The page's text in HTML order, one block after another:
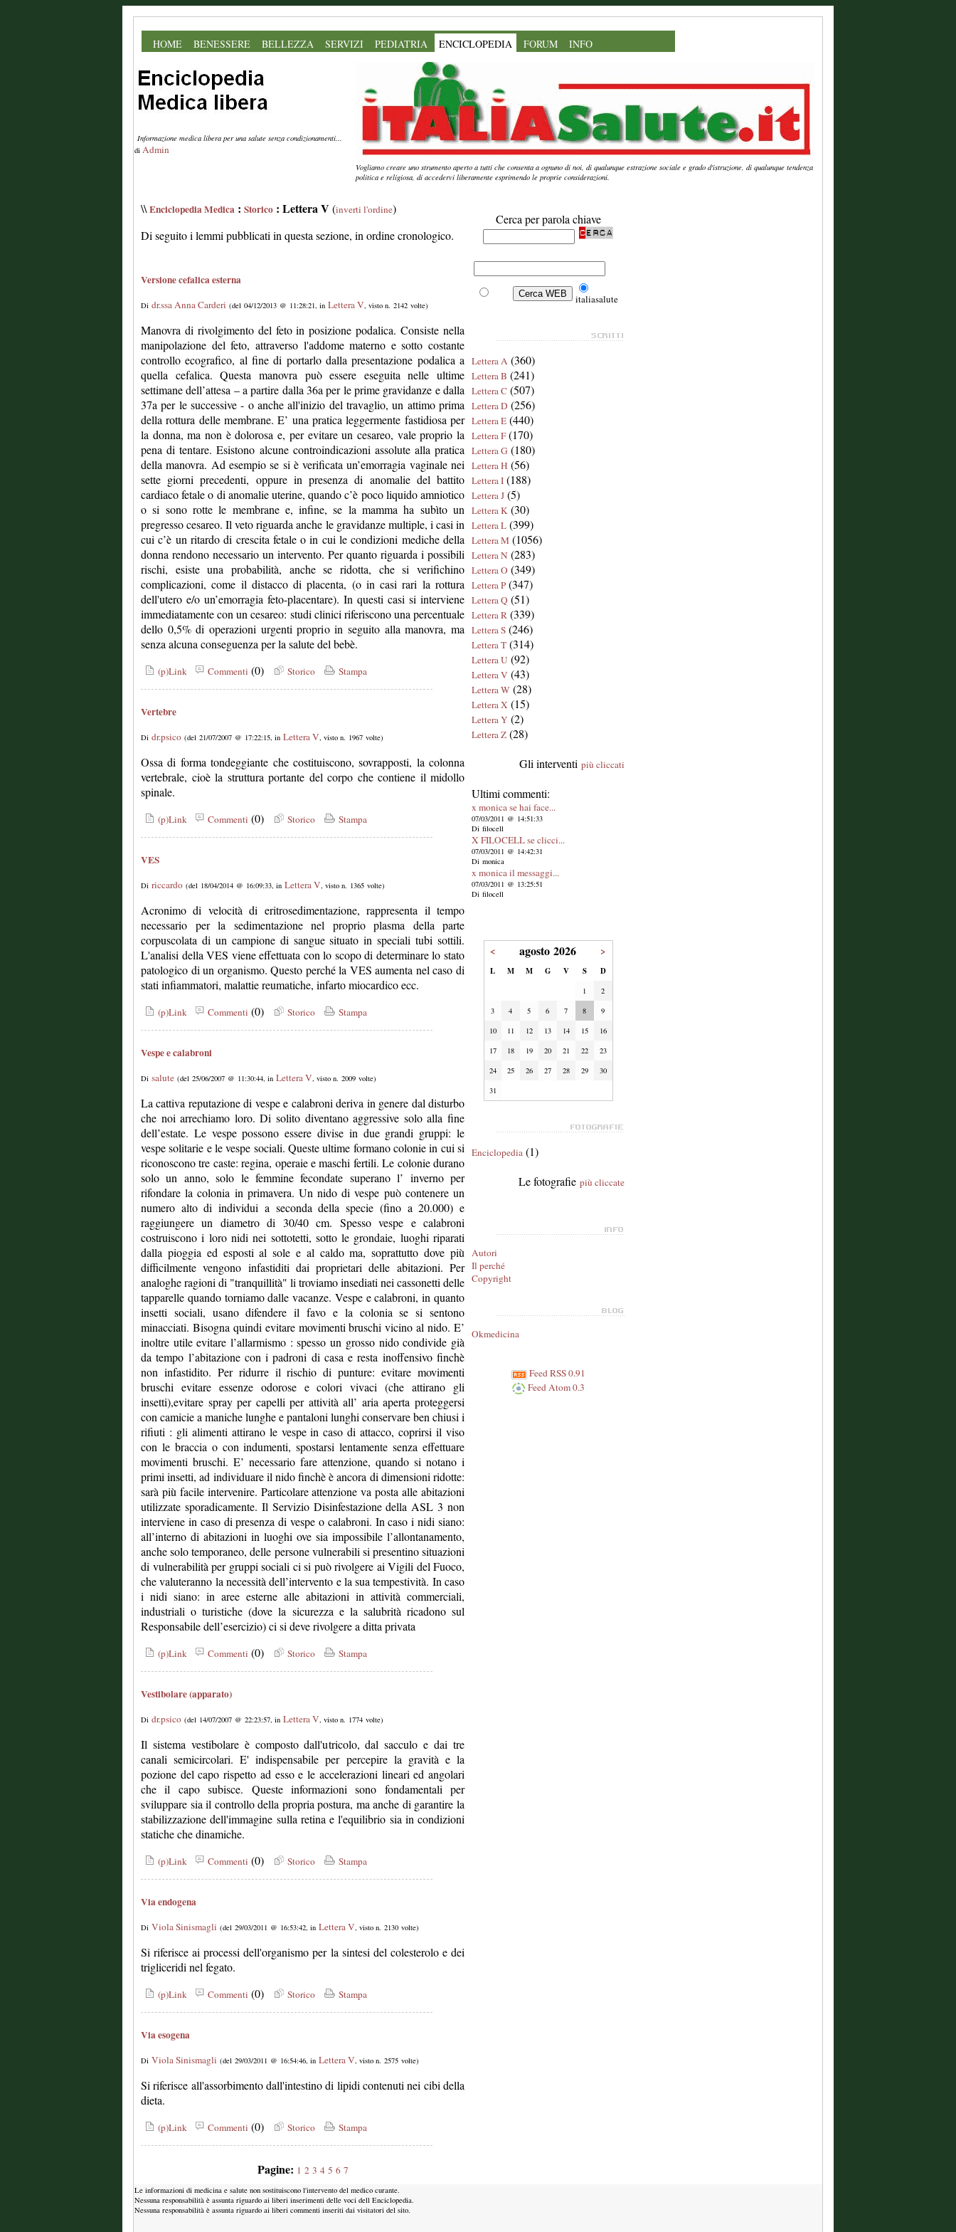
HOME BENESSERE BELLEZZA SERVIZI PEDIATRIA ENCICLOPEDIA FORUM INFO
Informazione medica libera per una salute senza condizionamenti...
di Admin
Vogliamo creare uno strumento aperto a tutti che consenta a ognuno di noi, di qualunque estrazione sociale e grado d'istruzione, di qualunque tendenza
politica e religiosa, di accedervi liberamente esprimendo le proprie considerazioni.
\\Enciclopedia Medica : Storico : Lettera V(inverti l'ordine)
Di seguito i lemmi pubblicati in questa sezione, in ordine cronologico.
Versione cefalica esterna
Di dr.ssa Anna Carderi (del 04/12/2013 @ 11:28:21, in Lettera V, visto n. 2142 volte)
Manovra di rivolgimento del feto in posizione podalica. Consiste nella
manipolazione del feto, attraverso l'addome materno e sotto costante
controllo ecografico, al fine di portarlo dalla presentazione podalica a
quella cefalica. Questa manovra può essere eseguita nelle ultime
settimane dell’attesa – a partire dalla 36a per le prime gravidanze e dalla
37a per le successive - o anche all'inizio del travaglio, un attimo prima
della rottura delle membrane. E’ una pratica leggermente fastidiosa per
la donna, ma non è dolorosa e, per evitare un cesareo, vale proprio la
pena di tentare. Esistono alcune controindicazioni assolute alla pratica
della manovra. Ad esempio se si è verificata un’emorragia vaginale nei
sette giorni precedenti, oppure in presenza di anomalie del battito
cardiaco fetale o di anomalie uterine, quando c’è poco liquido amniotico
o si sono rotte le membrane e, infine, se la mamma ha subìto un
pregresso cesareo. Il veto riguarda anche le gravidanze multiple, i casi in
cui c’è un ritardo di crescita fetale o in cui le condizioni mediche della
donna rendono necessario un intervento. Per quanto riguarda i possibili
rischi, esiste una probabilità, anche se ridotta, che si verifichino
complicazioni, come il distacco di placenta, (o in casi rari la rottura
dell'utero e/o un’emorragia feto-placentare). In questi casi si interviene
immediatamente con un cesareo: studi clinici riferiscono una percentuale
dello 0,5% di operazioni urgenti proprio in seguito alla manovra, ma
senza alcuna conseguenza per la salute del bebè.
(p)Link Commenti (0) Storico Stampa
Vertebre
Di dr.psico (del 21/07/2007 @ 17:22:15, in Lettera V, visto n. 1967 volte)
Ossa di forma tondeggiante che costituiscono, sovrapposti, la colonna
vertebrale, cioè la struttura portante del corpo che contiene il midollo
spinale.
(p)Link Commenti (0) Storico Stampa
VES
Di riccardo (del 18/04/2014 @ 16:09:33, in Lettera V, visto n. 1365 volte)
Acronimo di velocità di eritrosedimentazione, rappresenta il tempo
necessario per la sedimentazione nel proprio plasma della parte
corpuscolata di un campione di sangue situato in speciali tubi sottili.
L'analisi della VES viene effettuata con lo scopo di determinare lo stato
patologico di un organismo. Questo perché la VES aumenta nel caso di
stati infiammatori, malattie reumatiche, infarto miocardico ecc.
(p)Link Commenti (0) Storico Stampa
Vespe e calabroni
Di salute (del 25/06/2007 @ 11:30:44, in Lettera V, visto n. 2009 volte)
La cattiva reputazione di vespe e calabroni deriva in genere dal disturbo
che noi arrechiamo loro. Di solito diventano aggressive solo alla fine
dell’estate. Le vespe possono essere divise in due grandi gruppi: le
vespe solitarie e le vespe sociali. Queste ultime formano colonie in cui si
riconoscono tre caste: regina, operaie e maschi fertili. Le colonie durano
solo un anno, solo le femmine fecondate superano l’ inverno per
rifondare la colonia in primavera. Un nido di vespe può contenere un
numero alto di individui a seconda della specie (fino a 20.000) e
raggiungere un diametro di 30/40 cm. Spesso vespe e calabroni
costruiscono i loro nidi nei sottotetti, sotto le grondaie, luoghi riparati
dalla pioggia ed esposti al sole e al caldo ma, soprattutto dove più
difficilmente vengono infastiditi dai proprietari delle abitazioni. Per
analoghe ragioni di "tranquillità" li troviamo insediati nei cassonetti delle
tapparelle quando torniamo dalle vacanze. Vespe e calabroni, in quanto
insetti sociali, usano difendere il favo e la colonia se si sentono
minacciati. Bisogna quindi evitare movimenti bruschi vicino al nido. E’
inoltre utile evitare l’allarmismo : spesso un grosso nido condivide già
da tempo l’abitazione con i padroni di casa e resta inoffensivo finchè
non infastidito. Per ridurre il rischio di punture: evitare movimenti
bruschi evitare essenze odorose e colori vivaci (che attirano gli
insetti),evitare spray per capelli per attività all’ aria aperta proteggersi
con camicie a maniche lunghe e pantaloni lunghi conservare ben chiusi i
rifiuti : gli alimenti attirano le vespe in caso di attacco, coprirsi il viso
con le braccia o con indumenti, spostarsi lentamente senza effettuare
movimenti bruschi. E’ necessario fare attenzione, quando si notano i
primi insetti, ad individuare il nido finchè è ancora di dimensioni ridotte:
sarà più facile intervenire. Particolare attenzione va posta alle abitazioni
utilizzate sporadicamente. Il Servizio Disinfestazione della ASL 3 non
interviene in caso di presenza di vespe o calabroni. In caso i nidi siano:
all’interno di abitazioni in luoghi ove sia impossibile l’allontanamento,
anche solo temporaneo, delle persone vulnerabili si presentino situazioni
di vulnerabilità per gruppi sociali ci si può rivolgere ai Vigili del Fuoco,
che valuteranno la necessità dell’intervento e la sua tempestività. In caso
i nidi siano: in aree esterne alle abitazioni in attività commerciali,
industriali o turistiche (dove la sicurezza e la salubrità ricadono sul
Responsabile dell’esercizio) ci si deve rivolgere a ditta privata
(p)Link Commenti (0) Storico Stampa
Vestibolare (apparato)
Di dr.psico (del 14/07/2007 @ 22:23:57, in Lettera V, visto n. 1774 volte)
Il sistema vestibolare è composto dall'utricolo, dal sacculo e dai tre
canali semicircolari. E' indispensabile per percepire la gravità e la
pozione del capo rispetto ad esso e le accelerazioni lineari ed angolari
che il capo subisce. Queste informazioni sono fondamentali per
sviluppare sia il controllo della propria postura, ma anche di garantire la
stabilizzazione dell'immagine sulla retina e l'equilibrio sia in condizioni
statiche che dinamiche.
(p)Link Commenti (0) Storico Stampa
Via endogena
Di Viola Sinismagli (del 29/03/2011 @ 16:53:42, in Lettera V, visto n. 2130 volte)
Si riferisce ai processi dell'organismo per la sintesi del colesterolo e dei
trigliceridi nel fegato.
(p)Link Commenti (0) Storico Stampa
Via esogena
Di Viola Sinismagli (del 29/03/2011 @ 16:54:46, in Lettera V, visto n. 2575 volte)
Si riferisce all'assorbimento dall'intestino di lipidi contenuti nei cibi della
dieta.
(p)Link Commenti (0) Storico Stampa
Pagine: 1 2 3 4 5 6 7
Cerca per parola chiave
italiasalute
Lettera A (360)
Lettera B (241)
Lettera C (507)
Lettera D (256)
Lettera E (440)
Lettera F(170)
Lettera G (180)
Lettera H (56)
Lettera I (188)
Lettera J (5)
Lettera K (30)
Lettera L (399)
Lettera M (1056)
Lettera N (283)
Lettera O (349)
Lettera P(347)
Lettera Q (51)
Lettera R (339)
Lettera S (246)
Lettera T (314)
Lettera U (92)
Lettera V (43)
Lettera W (28)
Lettera X (15)
Lettera Y (2)
Lettera Z (28)
Gli interventi più cliccati
Ultimi commenti:
x monica se hai face...
07/03/2011 @ 14:51:33
Di filocell
X FILOCELL se clicci...
07/03/2011 @ 14:42:31
Di monica
x monica il messaggi...
07/03/2011 @ 13:25:51
Di filocell
< agosto 2026 >
L M M G V S D
1
2
3
4 5 6 7 8
9
10
11 12 13 14 15
16
17
18 19 20 21 22
23
24
25 26 27 28 29
30
31
Enciclopedia (1)
Le fotografie più cliccate
Autori
Il perché
Copyright
Okmedicina
Feed RSS 0.91
Feed Atom 0.3
Le informazioni di medicina e salute non sostituiscono l'intervento del medico curante.
Nessuna responsabilità è assunta riguardo ai liberi inserimenti delle voci dell Enciclopedia.
Nessuna responsabilità è assunta riguardo ai liberi commenti inseriti dai visitatori del sito.